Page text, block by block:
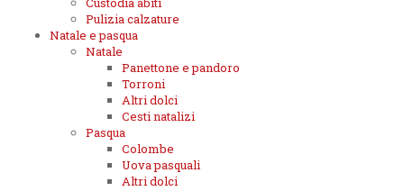
Pulizia calzature
Natale e pasqua
Natale
Panettone e pandoro
Torroni
Altri dolci
Cesti natalizi
Pasqua
Colombe
Uova pasquali
Altri dolci